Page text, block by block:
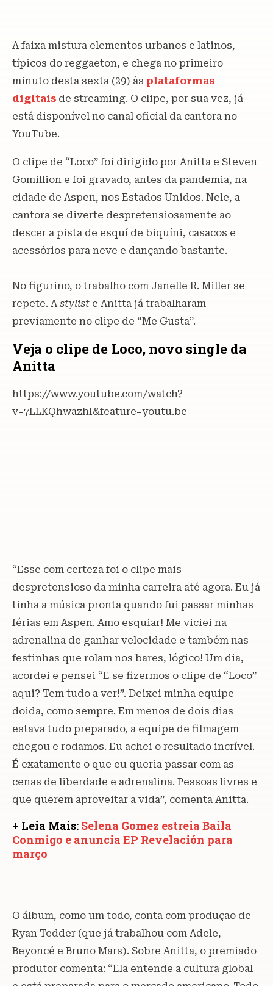
A faixa mistura elementos urbanos e latinos,
típicos do reggaeton, e chega no primeiro
minuto desta sexta (29) às plataformas
digitais de streaming. O clipe, por sua vez, já
está disponível no canal oficial da cantora no
YouTube.
O clipe de “Loco” foi dirigido por Anitta e Steven
Gomillion e foi gravado, antes da pandemia, na
cidade de Aspen, nos Estados Unidos. Nele, a
cantora se diverte despretensiosamente ao
descer a pista de esquí de biquíni, casacos e
acessórios para neve e dançando bastante.
No figurino, o trabalho com Janelle R. Miller se
repete. Astylist e Anitta já trabalharam
previamente no clipe de “Me Gusta”.
Veja o clipe de Loco, novo single da
Anitta
https://www.youtube.com/watch?
v=7LLKQhwazhI&feature=youtu.be
“Esse com certeza foi o clipe mais
despretensioso da minha carreira até agora. Eu já
tinha a música pronta quando fui passar minhas
férias em Aspen. Amo esquiar! Me viciei na
adrenalina de ganhar velocidade e também nas
festinhas que rolam nos bares, lógico! Um dia,
acordei e pensei “E se fizermos o clipe de “Loco”
aqui? Tem tudo a ver!”. Deixei minha equipe
doida, como sempre. Em menos de dois dias
estava tudo preparado, a equipe de filmagem
chegou e rodamos. Eu achei o resultado incrível.
É exatamente o que eu queria passar com as
cenas de liberdade e adrenalina. Pessoas livres e
que querem aproveitar a vida”, comenta Anitta.
+ Leia Mais: Selena Gomez estreia Baila
Conmigo e anuncia EP Revelación para
março
O álbum, como um todo, conta com produção de
Ryan Tedder (que já trabalhou com Adele,
Beyoncé e Bruno Mars). Sobre Anitta, o premiado
produtor comenta: “Ela entende a cultura global